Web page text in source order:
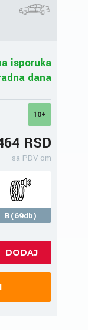
isporuka
dana
10+
RSD
sa PDV-om
B(69db)